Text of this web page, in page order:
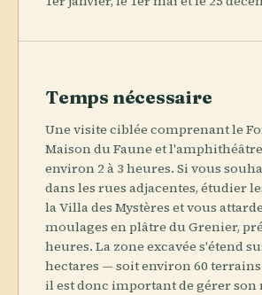
Temps nécessaire
Une visite ciblée comprenant le
Maison du Faune et
environ 2 à 3 heures. Si vous
dans les rues adjacentes, étudier
la Villa des Mystères et vous
moulages en plâtre du Grenier,
heures. La zone excavée s'étend
hectares — soit environ 60
il est donc important de gérer son